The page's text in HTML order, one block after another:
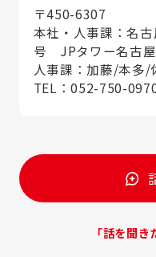
〒450-6307
本社・人事課：名
号 JPタワー名古
人事課：加藤/本多
TEL：052-750-
「話を聞